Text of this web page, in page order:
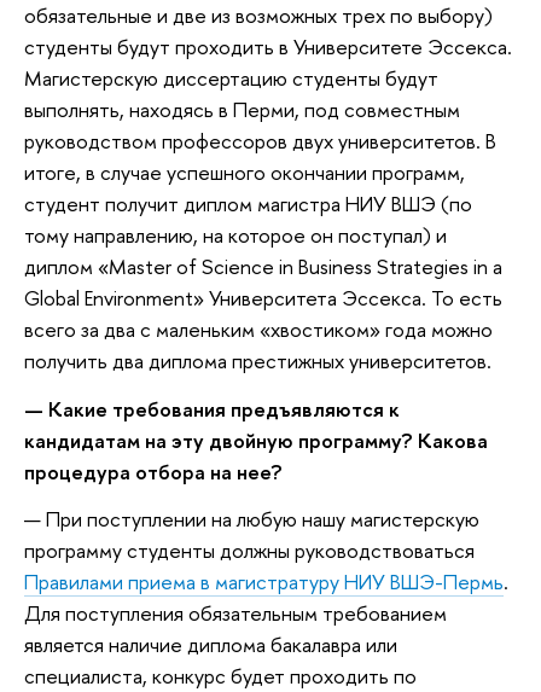
обязательные и две из возможных трех по выбору)
студенты будут проходить в Университете Эссекса.
Магистерскую диссертацию студенты будут
выполнять, находясь в Перми, под совместным
руководством профессоров двух университетов. В
итоге, в случае успешного окончании программ,
студент получит диплом магистра НИУ ВШЭ (по
тому направлению, на которое он поступал) и
диплом «Master of Science in Business Strategies in a
Global Environment» Университета Эссекса. То есть
всего за два с маленьким «хвостиком» года можно
получить два диплома престижных университетов.
— Какие требования предъявляются к
кандидатам на эту двойную программу? Какова
процедура отбора на нее?
— При поступлении на любую нашу магистерскую
программу студенты должны руководствоваться
Правилами приема в магистратуру НИУ ВШЭ-Пермь.
Для поступления обязательным требованием
является наличие диплома бакалавра или
специалиста, конкурс будет проходить по